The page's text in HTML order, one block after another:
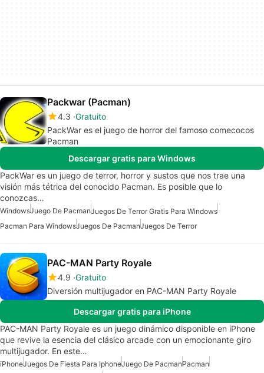
Packwar (Pacman)
4.3 Gratuito
PackWar es el juego de horror del famoso comecocos
Pacman
Descargar gratis para Windows
PackWar es un juego de terror, horror y sustos que nos trae una
visión más tétrica del conocido Pacman. Es posible que lo
conozcas…
WindowsJuego De PacmanJuegos De Terror Gratis Para Windows
Pacman Para WindowsJuegos De PacmanJuegos De Terror
PAC-MAN Party Royale
4.9 Gratuito
Diversión multijugador en PAC-MAN Party Royale
Descargar gratis para iPhone
PAC-MAN Party Royale es un juego dinámico disponible en iPhone
que revive la esencia del clásico arcade con un emocionante giro
multijugador. En este…
iPhoneJuegos De Fiesta Para IphoneJuego De PacmanPacman